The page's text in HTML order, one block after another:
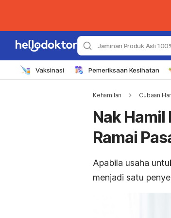
Jaminan Produk Asli
Vaksinasi Pemeriksaan Kesihatan
Kehamilan Cubaan
Nak Hamil
Ramai
Apabila usaha
menjadi satu